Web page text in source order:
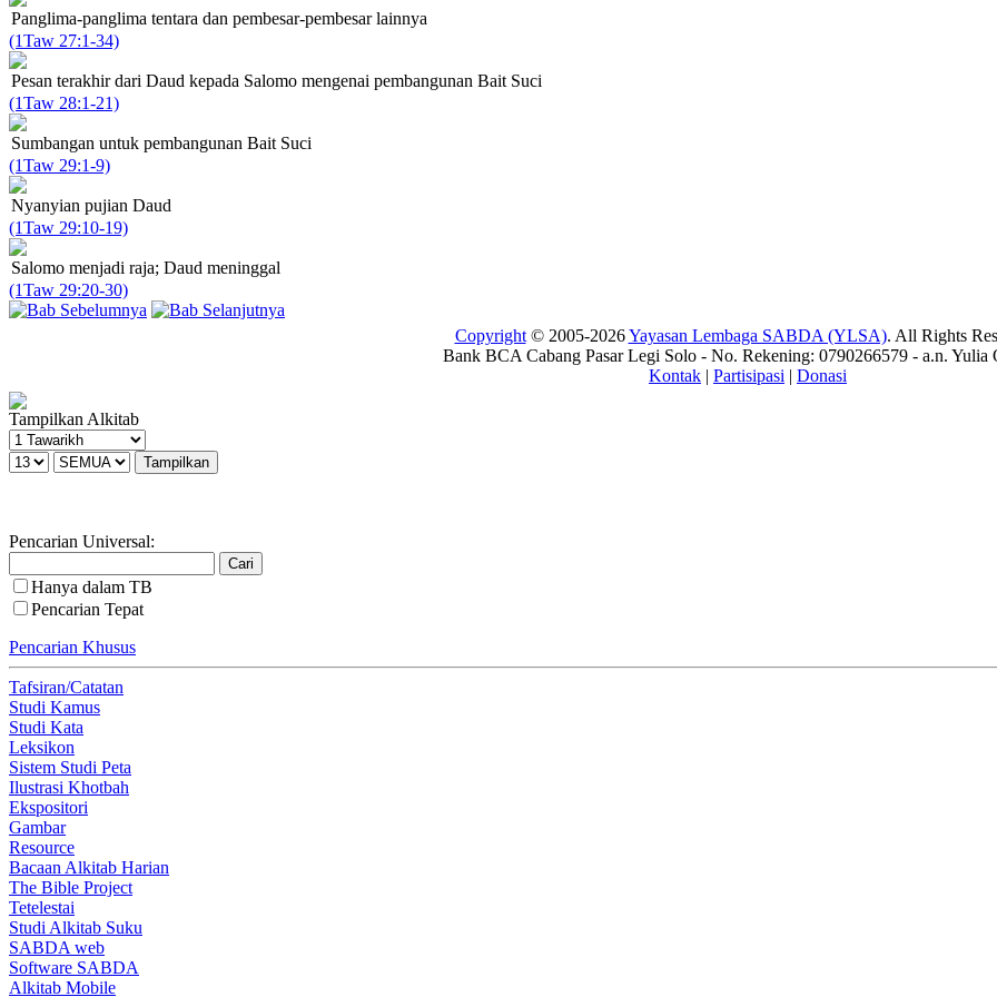
Panglima-panglima tentara dan pembesar-pembesar lainnya
(1Taw 27:1-34)
Pesan terakhir dari Daud kepada Salomo mengenai pembangunan Bait Suci
(1Taw 28:1-21)
Sumbangan untuk pembangunan Bait Suci
(1Taw 29:1-9)
Nyanyian pujian Daud
(1Taw 29:10-19)
Salomo menjadi raja; Daud meninggal
(1Taw 29:20-30)
Copyright© 2005-2026Yayasan Lembaga SABDA (YLSA). All Rights
Bank BCA Cabang Pasar Legi Solo - No. Rekening: 0790266579 - a.n. Yulia
Kontak | Partisipasi | Donasi
Tampilkan Alkitab
Pencarian Universal:
Hanya dalam TB
Pencarian Tepat
Pencarian Khusus
Tafsiran/Catatan
Studi Kamus
Studi Kata
Leksikon
Sistem Studi Peta
Ilustrasi Khotbah
Ekspositori
Gambar
Resource
Bacaan Alkitab Harian
The Bible Project
Tetelestai
Studi Alkitab Suku
SABDA web
Software SABDA
Alkitab Mobile